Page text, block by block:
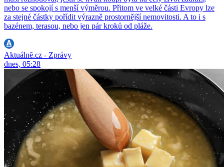
nebo se spokojí s menší výměrou. Přitom ve velké části Evropy lze
za stejné částky pořídit výrazně prostornější nemovitosti. A to i s
bazénem, terasou, nebo jen pár kroků od pláže.
Aktuálně.cz - Zprávy
dnes, 05:28